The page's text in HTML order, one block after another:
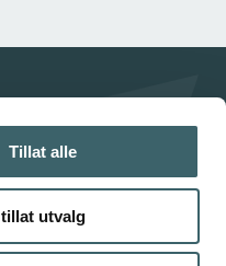
Tillat alle
tillat utvalg